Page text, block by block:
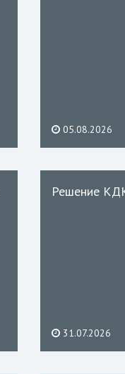
05.08.2026
Решение
31.07.2026